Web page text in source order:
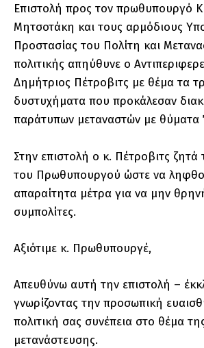
Επιστολή προς τον πρωθυπουργό
Μητσοτάκη και τους αρμόδιους
Προστασίας του Πολίτη και
πολιτικής απηύθυνε ο
Δημήτριος Πέτροβιτς με θέμα τα
δυστυχήματα που προκάλεσαν
παράτυπων μεταναστών με θύματα
Στην επιστολή ο κ. Πέτροβιτς
του Πρωθυπουργού ώστε να
απαραίτητα μέτρα για να μην
συμπολίτες.
Αξιότιμε κ. Πρωθυπουργέ,
Απευθύνω αυτή την επιστολή –
γνωρίζοντας την προσωπική
πολιτική σας συνέπεια στο θέμα
μετανάστευσης.